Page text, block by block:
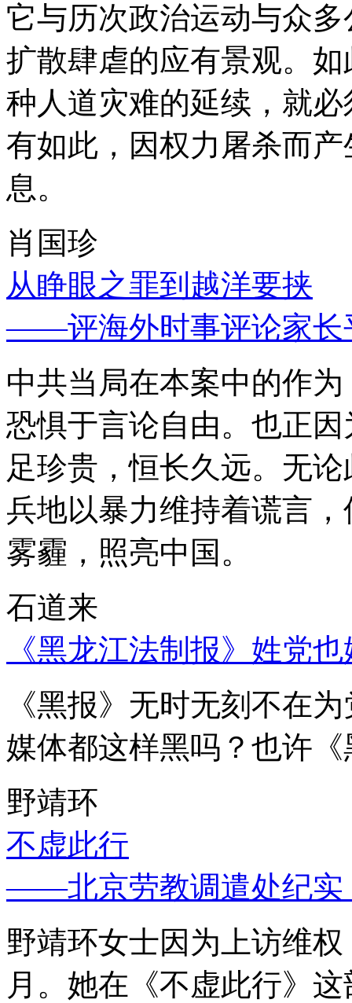
它与历次政治运动与众
扩散肆虐的应有景观。
种人道灾难的延续，就
有如此，因权力屠杀而
息。
肖国珍
从睁眼之罪到越洋要挟
——评海外时事评论家长
中共当局在本案中的作
恐惧于言论自由。也正
足珍贵，恒长久远。无
兵地以暴力维持着谎言
雾霾，照亮中国。
石道来
《黑龙江法制报》姓党
《黑报》无时无刻不在
媒体都这样黑吗？也许
野靖环
不虚此行
——北京劳教调遣处纪实
野靖环女士因为上访维
月。她在《不虚此行》